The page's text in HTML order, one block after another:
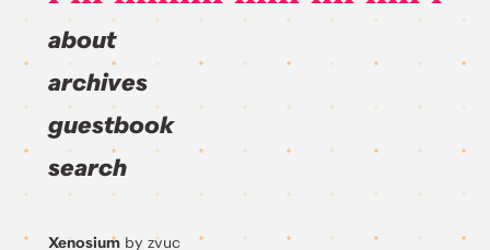
about
archives
guestbook
search
Xenosium by zvuc